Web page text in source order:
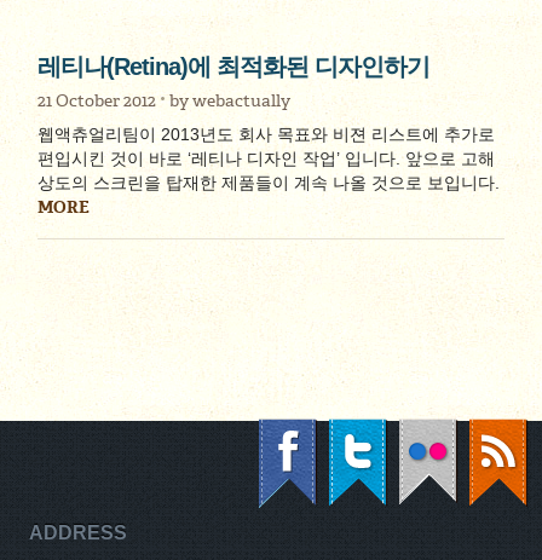
레티나(Retina)에 최적화된 디자인하기
21 October 2012 bywebactually
웹액츄얼리팀이 2013년도 회사 목표와 비젼 리스트에 추가로
편입시킨 것이 바로 ‘레티나 디자인 작업’ 입니다. 앞으로 고해
상도의 스크린을 탑재한 제품들이 계속 나올 것으로 보입니다.
MORE
ADDRESS